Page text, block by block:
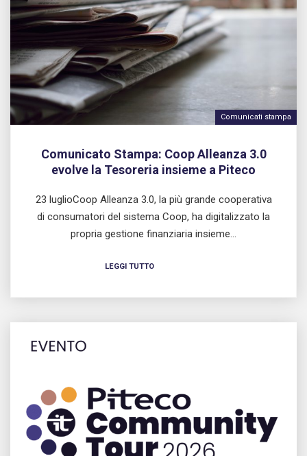
Comunicati stampa
Comunicato Stampa: Coop Alleanza 3.0
evolve la Tesoreria insieme a Piteco
23 luglioCoop Alleanza 3.0, la più grande cooperativa
di consumatori del sistema Coop, ha digitalizzato la
propria gestione finanziaria insieme…
LEGGI TUTTO